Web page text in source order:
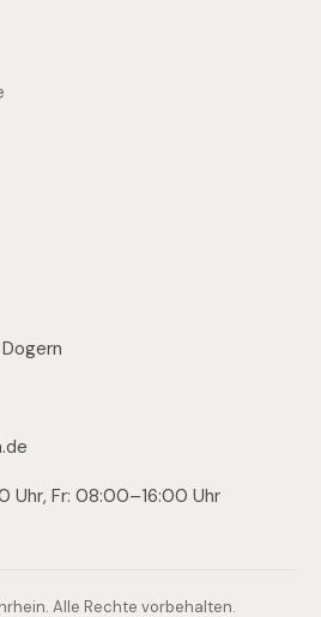
Uhr, Fr: 08:00–16:00 Uhr
Alle Rechte vorbehalten.